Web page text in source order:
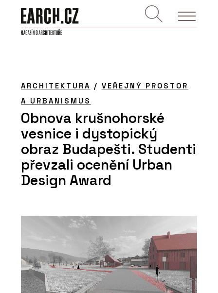
ARCHITEKTURA / VEŘEJNÝ PROSTOR
A URBANISMUS
Obnova krušnohorské
vesnice i dystopický
obraz Budapešti. Studenti
převzali ocenění Urban
Design Award